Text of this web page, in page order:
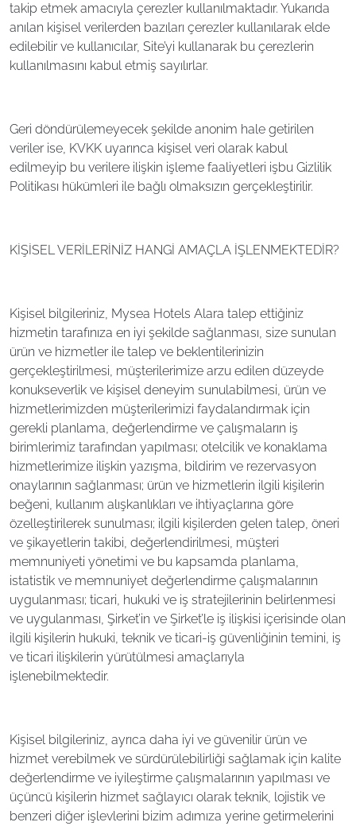
takip etmek amacıyla çerezler kullanılmaktadır. Yukarıda
anılan kişisel verilerden bazıları çerezler kullanılarak elde
edilebilir ve kullanıcılar, Site’yi kullanarak bu çerezlerin
kullanılmasını kabul etmiş sayılırlar.
Geri döndürülemeyecek şekilde anonim hale getirilen
veriler ise, KVKK uyarınca kişisel veri olarak kabul
edilmeyip bu verilere ilişkin işleme faaliyetleri işbu Gizlilik
Politikası hükümleri ile bağlı olmaksızın gerçekleştirilir.
KİŞİSEL VERİLERİNİZ HANGİ AMAÇLA İŞLENMEKTEDİR?
Kişisel bilgileriniz, Mysea Hotels Alara talep ettiğiniz
hizmetin tarafınıza en iyi şekilde sağlanması, size sunulan
ürün ve hizmetler ile talep ve beklentilerinizin
gerçekleştirilmesi, müşterilerimize arzu edilen düzeyde
konukseverlik ve kişisel deneyim sunulabilmesi, ürün ve
hizmetlerimizden müşterilerimizi faydalandırmak için
gerekli planlama, değerlendirme ve çalışmaların iş
birimlerimiz tarafından yapılması; otelcilik ve konaklama
hizmetlerimize ilişkin yazışma, bildirim ve rezervasyon
onaylarının sağlanması; ürün ve hizmetlerin ilgili kişilerin
beğeni, kullanım alışkanlıkları ve ihtiyaçlarına göre
özelleştirilerek sunulması; ilgili kişilerden gelen talep, öneri
ve şikayetlerin takibi, değerlendirilmesi, müşteri
memnuniyeti yönetimi ve bu kapsamda planlama,
istatistik ve memnuniyet değerlendirme çalışmalarının
uygulanması; ticari, hukuki ve iş stratejilerinin belirlenmesi
ve uygulanması, Şirket’in ve Şirket’le iş ilişkisi içerisinde olan
ilgili kişilerin hukuki, teknik ve ticari-iş güvenliğinin temini, iş
ve ticari ilişkilerin yürütülmesi amaçlarıyla
işlenebilmektedir.
Kişisel bilgileriniz, ayrıca daha iyi ve güvenilir ürün ve
hizmet verebilmek ve sürdürülebilirliği sağlamak için kalite
değerlendirme ve iyileştirme çalışmalarının yapılması ve
üçüncü kişilerin hizmet sağlayıcı olarak teknik, lojistik ve
benzeri diğer işlevlerini bizim adımıza yerine getirmelerini